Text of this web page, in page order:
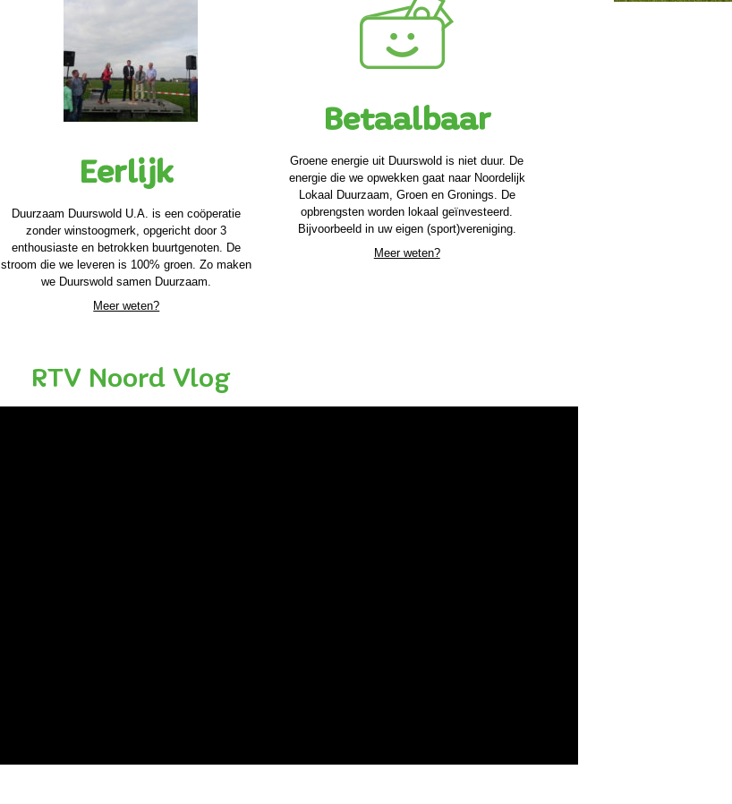
Eerlijk
Duurzaam Duurswold U.A. is een coöperatie
zonder winstoogmerk, opgericht door 3
enthousiaste en betrokken buurtgenoten. De
stroom die we leveren is 100% groen. Zo maken
we Duurswold samen Duurzaam.
Meer weten?
Betaalbaar
Groene energie uit Duurswold is niet duur. De
energie die we opwekken gaat naar Noordelijk
Lokaal Duurzaam, Groen en Gronings. De
opbrengsten worden lokaal geïnvesteerd.
Bijvoorbeeld in uw eigen (sport)vereniging.
Meer weten?
RTV Noord Vlog